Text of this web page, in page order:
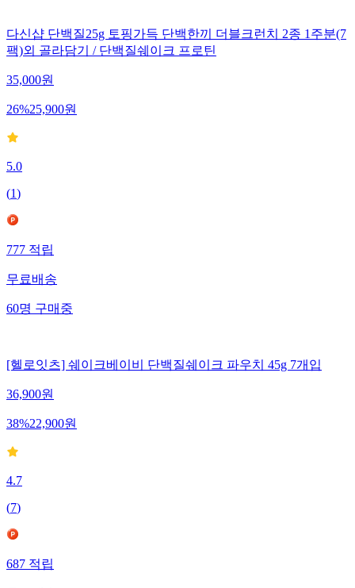
다신샵 단백질25g 토핑가득 단백한끼 더블크런치 2종 1주분(7
팩)외 골라담기 / 단백질쉐이크 프로틴
35,000원
26%25,900원
5.0
(1)
777 적립
무료배송
60명 구매중
[헬로잇츠] 쉐이크베이비 단백질쉐이크 파우치 45g 7개입
36,900원
38%22,900원
4.7
(7)
687적립